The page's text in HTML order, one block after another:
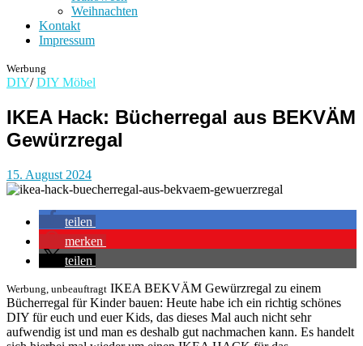
Weihnachten
Kontakt
Impressum
Werbung
DIY/ DIY Möbel
IKEA Hack: Bücherregal aus BEKVÄM
Gewürzregal
15. August 2024
teilen
merken
teilen
Werbung, unbeauftragt IKEA BEKVÄM Gewürzregal zu einem
Bücherregal für Kinder bauen: Heute habe ich ein richtig schönes
DIY für euch und euer Kids, das dieses Mal auch nicht sehr
aufwendig ist und man es deshalb gut nachmachen kann. Es handelt